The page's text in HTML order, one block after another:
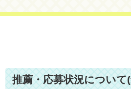
推薦・応募状況について